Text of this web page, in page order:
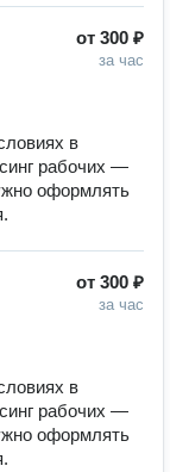
от 300 ₽
за час
в
рабочих —
оформлять
от 300 ₽
за час
в
рабочих —
оформлять